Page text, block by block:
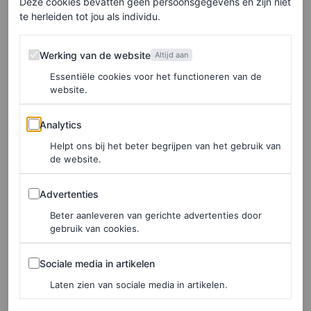
©GORUNWAY.COM
/11
Hermès, Ann Demeulemeester, Dior
Sculpturaal volume
materialen waarvan kleding gemaakt wordt meer
aandacht. De hoeveelheid sculpturale ontwerpen –
te herleiden tot jou als individu.
Werking van de website
Werking van de website Altijd aan
Essentiële cookies voor het functioneren van de
website.
Analytics
Analytics
Helpt ons bij het beter begrijpen van het gebruik van
de website.
Advertenties
Advertenties
Beter aanleveren van gerichte advertenties door
gebruik van cookies.
Sociale media in artikelen
Sociale media in artikelen
Laten zien van sociale media in artikelen.